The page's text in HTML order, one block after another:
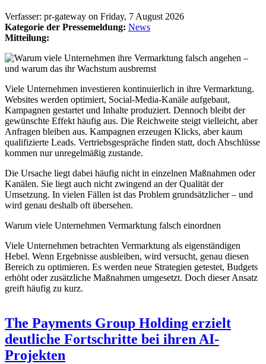
Verfasser: pr-gateway on Friday, 7 August 2026
Kategorie der Pressemeldung: News
Mitteilung:
Viele Unternehmen investieren kontinuierlich in ihre Vermarktung.
Websites werden optimiert, Social-Media-Kanäle aufgebaut,
Kampagnen gestartet und Inhalte produziert. Dennoch bleibt der
gewünschte Effekt häufig aus. Die Reichweite steigt vielleicht, aber
Anfragen bleiben aus. Kampagnen erzeugen Klicks, aber kaum
qualifizierte Leads. Vertriebsgespräche finden statt, doch Abschlüsse
kommen nur unregelmäßig zustande.
Die Ursache liegt dabei häufig nicht in einzelnen Maßnahmen oder
Kanälen. Sie liegt auch nicht zwingend an der Qualität der
Umsetzung. In vielen Fällen ist das Problem grundsätzlicher – und
wird genau deshalb oft übersehen.
Warum viele Unternehmen Vermarktung falsch einordnen
Viele Unternehmen betrachten Vermarktung als eigenständigen
Hebel. Wenn Ergebnisse ausbleiben, wird versucht, genau diesen
Bereich zu optimieren. Es werden neue Strategien getestet, Budgets
erhöht oder zusätzliche Maßnahmen umgesetzt. Doch dieser Ansatz
greift häufig zu kurz.
The Payments Group Holding erzielt
deutliche Fortschritte bei ihren AI-
Projekten